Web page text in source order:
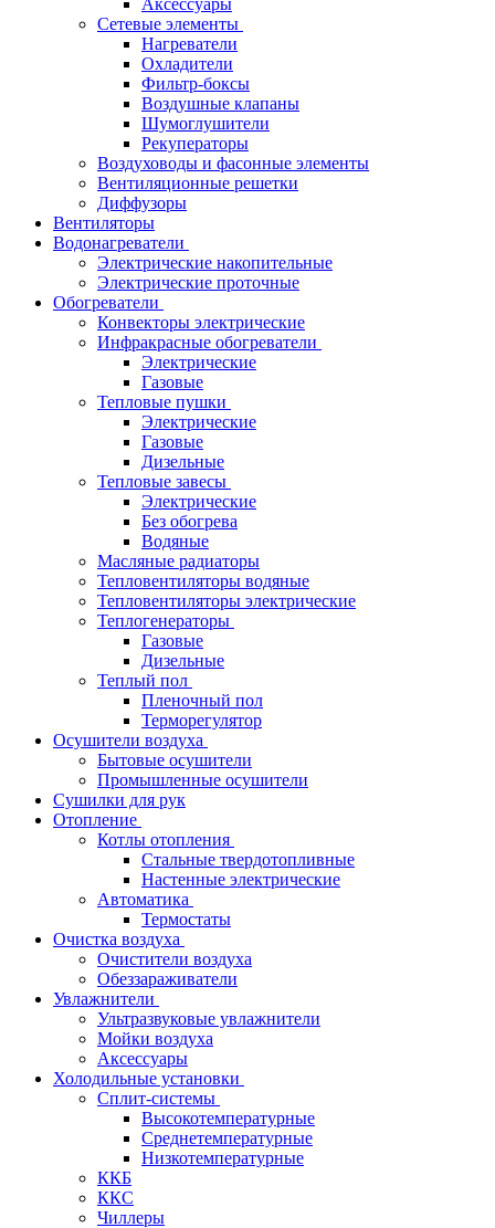
Аксессуары
Сетевые элементы
Нагреватели
Охладители
Фильтр-боксы
Воздушные клапаны
Шумоглушители
Рекуператоры
Воздуховоды и фасонные элементы
Вентиляционные решетки
Диффузоры
Вентиляторы
Водонагреватели
Электрические накопительные
Электрические проточные
Обогреватели
Конвекторы электрические
Инфракрасные обогреватели
Электрические
Газовые
Тепловые пушки
Электрические
Газовые
Дизельные
Тепловые завесы
Электрические
Без обогрева
Водяные
Масляные радиаторы
Тепловентиляторы водяные
Тепловентиляторы электрические
Теплогенераторы
Газовые
Дизельные
Теплый пол
Пленочный пол
Терморегулятор
Осушители воздуха
Бытовые осушители
Промышленные осушители
Сушилки для рук
Отопление
Котлы отопления
Стальные твердотопливные
Настенные электрические
Автоматика
Термостаты
Очистка воздуха
Очистители воздуха
Обеззараживатели
Увлажнители
Ультразвуковые увлажнители
Мойки воздуха
Аксессуары
Холодильные установки
Сплит-системы
Высокотемпературные
Среднетемпературные
Низкотемпературные
ККБ
ККС
Чиллеры